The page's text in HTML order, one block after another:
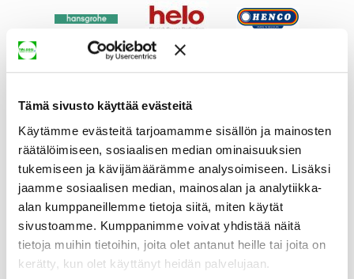
Tämä sivusto käyttää evästeitä
Käytämme evästeitä tarjoamamme sisällön ja mainosten
räätälöimiseen, sosiaalisen median ominaisuuksien
tukemiseen ja kävijämäärämme analysoimiseen. Lisäksi
jaamme sosiaalisen median, mainosalan ja analytiikka-
alan kumppaneillemme tietoja siitä, miten käytät
sivustoamme. Kumppanimme voivat yhdistää näitä
tietoja muihin tietoihin, joita olet antanut heille tai joita on
kerätty, kun olet käyttänyt heidän palvelujaan.